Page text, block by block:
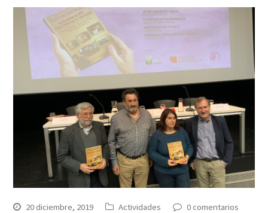
20 diciembre, 2019 Actividades 0 comentarios